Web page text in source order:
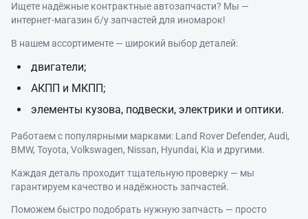
Ищете надёжные контрактные автозапчасти? Мы —
интернет‑магазин б/у запчастей для иномарок!
В нашем ассортименте — широкий выбор деталей:
двигатели;
АКПП и МКПП;
элементы кузова, подвески, электрики и оптики.
Работаем с популярными марками: Land Rover Defender, Audi,
BMW, Toyota, Volkswagen, Nissan, Hyundai, Kia и другими.
Каждая деталь проходит тщательную проверку — мы
гарантируем качество и надёжность запчастей.
Поможем быстро подобрать нужную запчасть — просто